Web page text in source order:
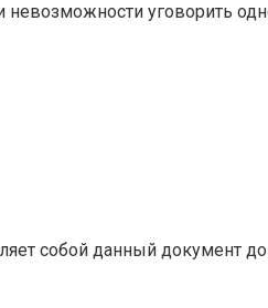
невозможности уговорить
собой данный документ